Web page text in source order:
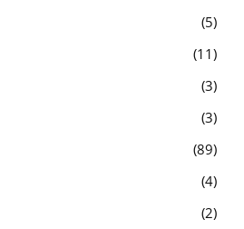
5
11
3
3
89
4
2